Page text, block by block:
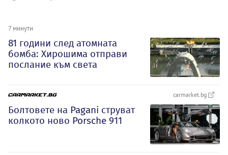
7 минути
81 години след атомната
бомба: Хирошима отправи
послание към света
carmarket.bg
Болтовете на Pagani струват
колкото ново Porsche 911